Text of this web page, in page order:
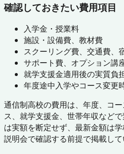
確認しておきたい費用項目
入学金・授業料
施設・設備費、教材費
スクーリング費、交通費、
サポート費、オプション講
就学支援金適用後の実質負
年度途中入学やコース変更
通信制高校の費用は、年度、コ
ス、就学支援金、世帯年収など
は実額を断定せず、最新金額は学
説明会で確認する前提で掲載して